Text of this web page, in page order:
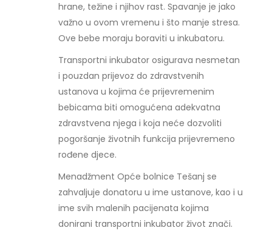
hrane, težine i njihov rast. Spavanje je jako
važno u ovom vremenu i što manje stresa.
Ove bebe moraju boraviti u inkubatoru.
Transportni inkubator osigurava nesmetan
i pouzdan prijevoz do zdravstvenih
ustanova u kojima će prijevremenim
bebicama biti omogućena adekvatna
zdravstvena njega i koja neće dozvoliti
pogoršanje životnih funkcija prijevremeno
rođene djece.
Menadžment Opće bolnice Tešanj se
zahvaljuje donatoru u ime ustanove, kao i u
ime svih malenih pacijenata kojima
donirani transportni inkubator život znači.